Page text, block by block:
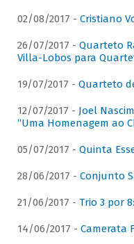
02/08/2017 - Cristiano
26/07/2017 - Quarteto
Villa-Lobos para
19/07/2017 - Quarteto
12/07/2017 - Joel
“Uma Homenagem ao
05/07/2017 - Quinta
28/06/2017 - Conjunto
21/06/2017 - Trio 3 por
14/06/2017 - Camerata